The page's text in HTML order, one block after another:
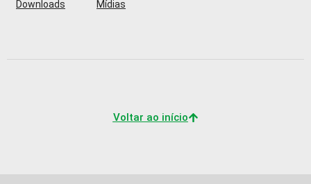
Downloads
Mídias
Voltar ao início